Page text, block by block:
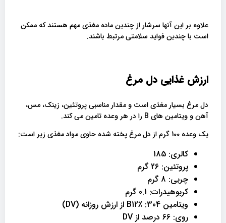
علاوه بر این آنها سرشار از چندین ماده مغذی مهم هستند که ممکن
است با چندین فواید سلامتی مرتبط باشند.
ارزش غذایی دل مرغ
دل مرغ بسیار مغذی است و مقدار مناسبی پروتئین، زینک، مس،
آهن و ویتامین های B را در هر وعده تامین می کند.
یک وعده 100 گرم از دل مرغ پخته شده حاوی مواد مغذی زیر است:
کالری: 185
پروتئین: 26 گرم
چربی: 8 گرم
کربوهیدرات: 0.1 گرم
ویتامین 304: B12٪ از ارزش روزانه (DV)
روی: 66 درصد از DV